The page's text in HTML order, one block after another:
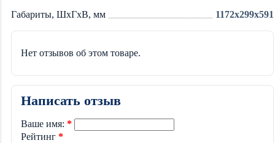
Габариты, ШхГхВ, мм 1172x299x591
Нет отзывов об этом товаре.
Написать отзыв
Ваше имя:
Рейтинг